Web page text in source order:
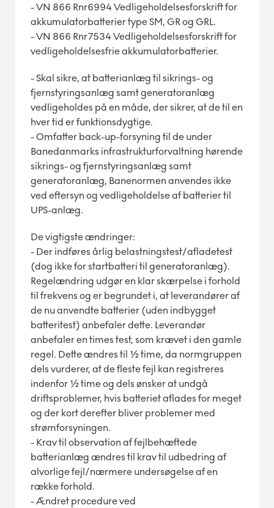
- VN 866 Rnr6994 Vedligeholdelsesforskrift for
akkumulatorbatterier type SM, GR og GRL.
- VN 866 Rnr7534 Vedligeholdelsesforskrift for
vedligeholdelsesfrie akkumulatorbatterier.
- Skal sikre, at batterianlæg til sikrings- og
fjernstyringsanlæg samt generatoranlæg
vedligeholdes på en måde, der sikrer, at de til en
hver tid er funktionsdygtige.
- Omfatter back-up-forsyning til de under
Banedanmarks infrastrukturforvaltning hørende
sikrings- og fjernstyringsanlæg samt
generatoranlæg, Banenormen anvendes ikke
ved eftersyn og vedligeholdelse af batterier til
UPS-anlæg.
De vigtigste ændringer:
- Der indføres årlig belastningstest/afladetest
(dog ikke for startbatteri til generatoranlæg).
Regelændring udgør en klar skærpelse i forhold
til frekvens og er begrundet i, at leverandører af
de nu anvendte batterier (uden indbygget
batteritest) anbefaler dette. Leverandør
anbefaler en times test, som krævet i den gamle
regel. Dette ændres til ½ time, da normgruppen
dels vurderer, at de fleste fejl kan registreres
indenfor ½ time og dels ønsker at undgå
driftsproblemer, hvis batteriet aflades for meget
og der kort derefter bliver problemer med
strømforsyningen.
- Krav til observation af fejlbehæftede
batterianlæg ændres til krav til udbedring af
alvorlige fejl/nærmere undersøgelse af en
række forhold.
- Ændret procedure ved